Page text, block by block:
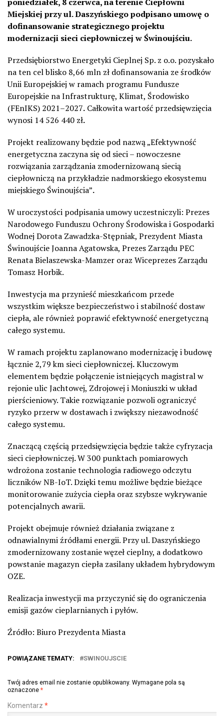
Miejskiej przy ul. Daszyńskiego podpisano umowę o
dofinansowanie strategicznego projektu
modernizacji sieci ciepłowniczej w Świnoujściu.
Przedsiębiorstwo Energetyki Cieplnej Sp. z o.o. pozyskało
na ten cel blisko 8,66 mln zł dofinansowania ze środków
Unii Europejskiej w ramach programu Fundusze
Europejskie na Infrastrukturę, Klimat, Środowisko
(FEnIKS) 2021–2027. Całkowita wartość przedsięwzięcia
wynosi 14 526 440 zł.
Projekt realizowany będzie pod nazwą „Efektywność
energetyczna zaczyna się od sieci – nowoczesne
rozwiązania zarządzania zmodernizowaną siecią
ciepłowniczą na przykładzie nadmorskiego ekosystemu
miejskiego Świnoujścia”.
W uroczystości podpisania umowy uczestniczyli: Prezes
Narodowego Funduszu Ochrony Środowiska i Gospodarki
Wodnej Dorota Zawadzka-Stępniak, Prezydent Miasta
Świnoujście Joanna Agatowska, Prezes Zarządu PEC
Renata Bielaszewska-Mamzer oraz Wiceprezes Zarządu
Tomasz Horbik.
Inwestycja ma przynieść mieszkańcom przede
wszystkim większe bezpieczeństwo i stabilność dostaw
ciepła, ale również poprawić efektywność energetyczną
całego systemu.
W ramach projektu zaplanowano modernizację i budowę
łącznie 2,79 km sieci ciepłowniczej.Kluczowym
elementem będzie połączenie istniejących magistral w
rejonie ulic Jachtowej, Zdrojowej i Moniuszki w układ
pierścieniowy. Takie rozwiązanie pozwoli ograniczyć
ryzyko przerw w dostawach i zwiększy niezawodność
całego systemu.
Znaczącą częścią przedsięwzięcia będzie także cyfryzacja
sieci ciepłowniczej.W 300 punktach pomiarowych
wdrożona zostanie technologia radiowego odczytu
liczników NB-IoT. Dzięki temu możliwe będzie bieżące
monitorowanie zużycia ciepła oraz szybsze wykrywanie
potencjalnych awarii.
Projekt obejmuje również działania związane z
odnawialnymi źródłami energii. Przy ul. Daszyńskiego
zmodernizowany zostanie węzeł cieplny, a dodatkowo
powstanie magazyn ciepła zasilany układem hybrydowym
OZE.
Realizacja inwestycji ma przyczynić się do ograniczenia
emisji gazów cieplarnianych i pyłów.
Źródło: Biuro Prezydenta Miasta
POWIĄZANE TEMATY: SWINOUJSCIE
Twój adres email nie zostanie opublikowany. Wymagane pola są
oznaczone *
Komentarz *